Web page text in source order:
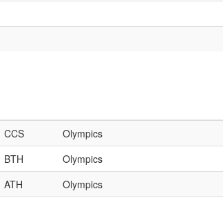
CCS Olympics
BTH Olympics
ATH Olympics